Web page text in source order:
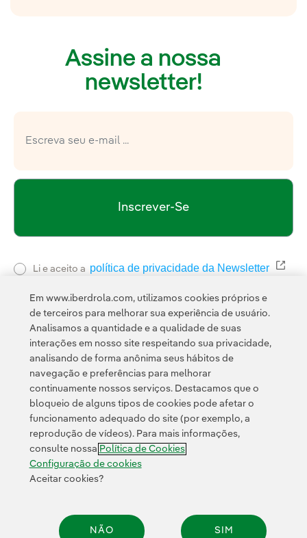
Assine a nossa
newsletter!
Inscrever-Se
Li e aceito a política de privacidade da Newsletter Link
Privacidadee pelaTermos de Serviço do Google
Contato Clientes Política de Privacidade Informação legal
Transparência no uso da IA Política de cookies
Acessibilidade
Em www.iberdrola.com, utilizamos cookies próprios e
de terceiros para melhorar sua experiência de usuário.
Analisamos a quantidade e a qualidade de suas
interações em nosso site respeitando sua privacidade,
analisando de forma anônima seus hábitos de
navegação e preferências para melhorar
continuamente nossos serviços. Destacamos que o
bloqueio de alguns tipos de cookies pode afetar o
funcionamento adequado do site (por exemplo, a
reprodução de vídeos). Para mais informações,
consulte nossa Política de Cookies
Configuração de cookies
Aceitar cookies?
NÃO SIM